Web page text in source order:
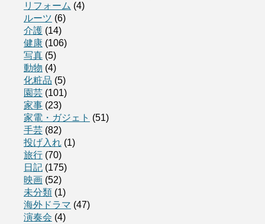
リフォーム (4)
ルーツ (6)
介護 (14)
健康 (106)
写真 (5)
動物 (4)
化粧品 (5)
園芸 (101)
家事 (23)
家電・ガジェト (51)
手芸 (82)
投げ入れ (1)
旅行 (70)
日記 (175)
映画 (52)
未分類 (1)
海外ドラマ (47)
演奏会 (4)